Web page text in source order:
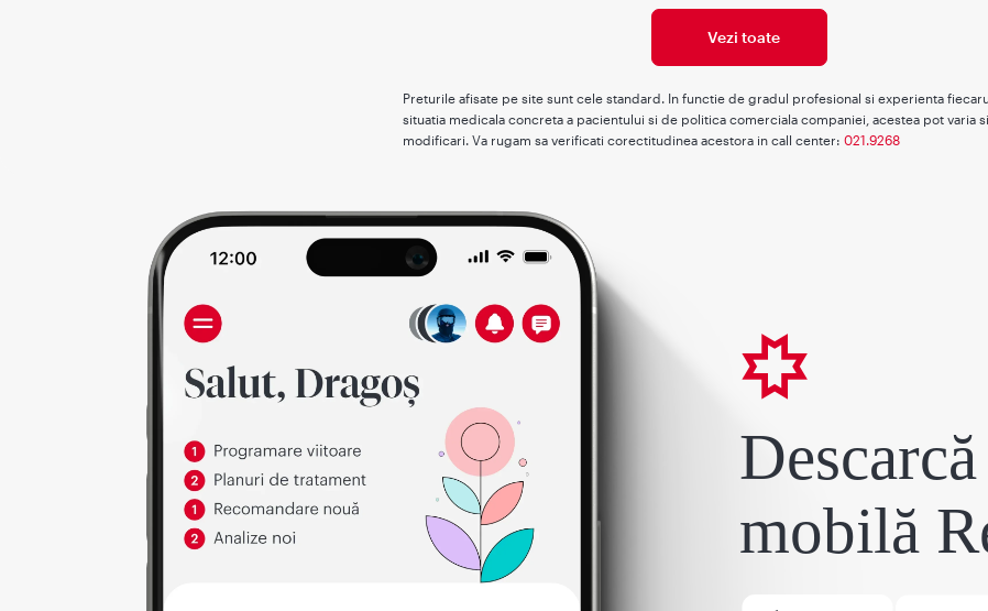
Vezi toate
Preturile afisate pe site sunt cele standard. In functie de gradul profesional si experienta
situatia medicala concreta a pacientului si de politica comerciala companiei, acestea pot varia
modificari. Va rugam sa verificati corectitudinea acestora in call center: 021.9268
mobilă